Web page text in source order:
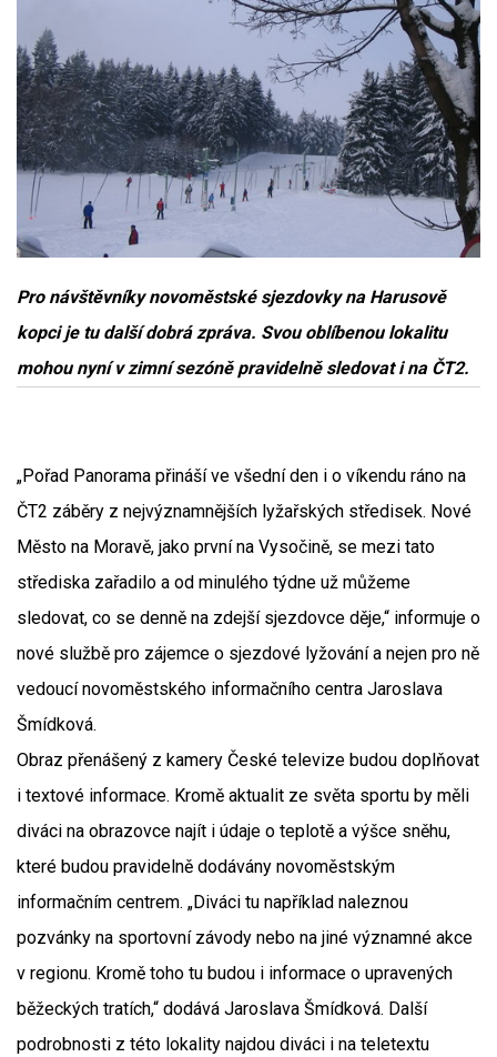
Pro návštěvníky novoměstské sjezdovky na Harusově
kopci je tu další dobrá zpráva. Svou oblíbenou lokalitu
mohou nyní v zimní sezóně pravidelně sledovat i na ČT2.
„Pořad Panorama přináší ve všední den i o víkendu ráno na
ČT2 záběry z nejvýznamnějších lyžařských středisek. Nové
Město na Moravě, jako první na Vysočině, se mezi tato
střediska zařadilo a od minulého týdne už můžeme
sledovat, co se denně na zdejší sjezdovce děje,“ informuje o
nové službě pro zájemce o sjezdové lyžování a nejen pro ně
vedoucí novoměstského informačního centra Jaroslava
Šmídková.
Obraz přenášený z kamery České televize budou doplňovat
i textové informace. Kromě aktualit ze světa sportu by měli
diváci na obrazovce najít i údaje o teplotě a výšce sněhu,
které budou pravidelně dodávány novoměstským
informačním centrem. „Diváci tu například naleznou
pozvánky na sportovní závody nebo na jiné významné akce
v regionu. Kromě toho tu budou i informace o upravených
běžeckých tratích,“ dodává Jaroslava Šmídková. Další
podrobnosti z této lokality najdou diváci i na teletextu